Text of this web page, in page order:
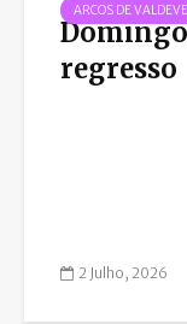
ARCOS DE
regresso
2 Julho, 2026